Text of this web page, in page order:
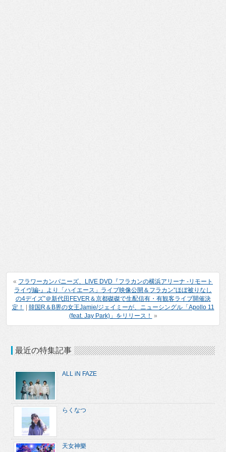
« フラワーカンパニーズ、LIVE DVD『フラカンの横浜アリーナ -リモート
ライヴ編-』より「ハイエース」ライブ映像公開＆フラカン“ほぼ被りなし
の4デイズ”＠新代田FEVER＆京都磔磔で生配信有・有観客ライブ開催決
定！
韓国R＆B界の女王Jamie/ジェイミーが、ニューシングル「Apollo 11
(feat. Jay Park)」をリリース！ »
最近の特集記事
ALL iN FAZE
らくなつ
天女神樂